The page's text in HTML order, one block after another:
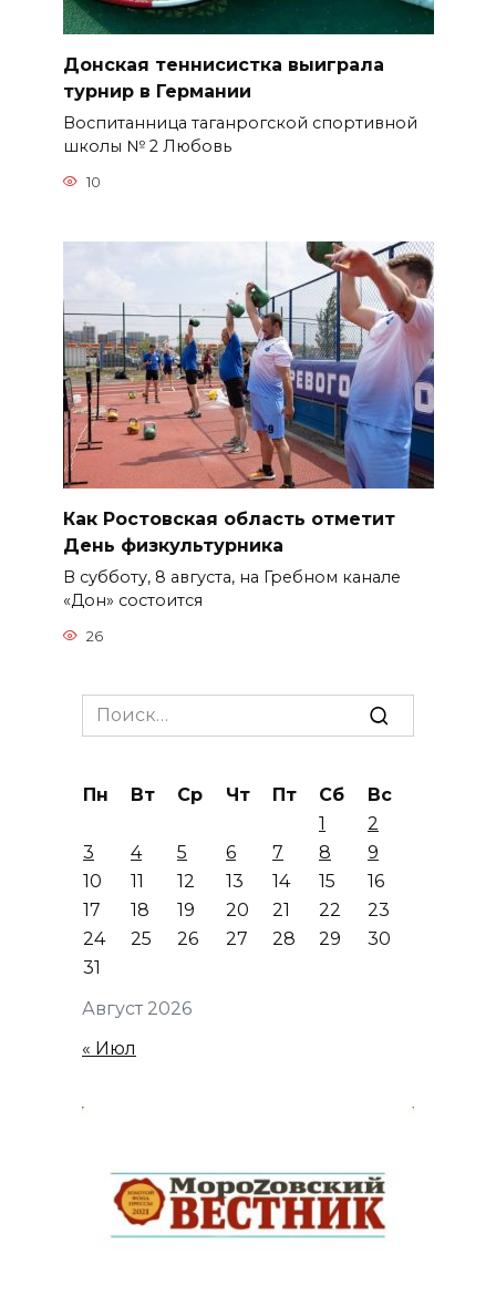
Донская теннисистка выиграла
турнир в Германии
Воспитанница таганрогской спортивной
школы № 2 Любовь
10
Как Ростовская область отметит
День физкультурника
В субботу, 8 августа, на Гребном канале
«Дон» состоится
26
Search
for:
Август 2026
Пн Вт Ср Чт Пт Сб
Вс
1
2
3
4 5 6 7 8
9
10
11 12 13 14 15
16
17
18 19 20 21 22
23
24
25 26 27 28 29
30
31
« Июл